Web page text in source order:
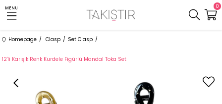
MENU 0
Homepage Clasp Set Clasp
12'li Karışık Renk Kurdele Figürlü Mandal Toka Set